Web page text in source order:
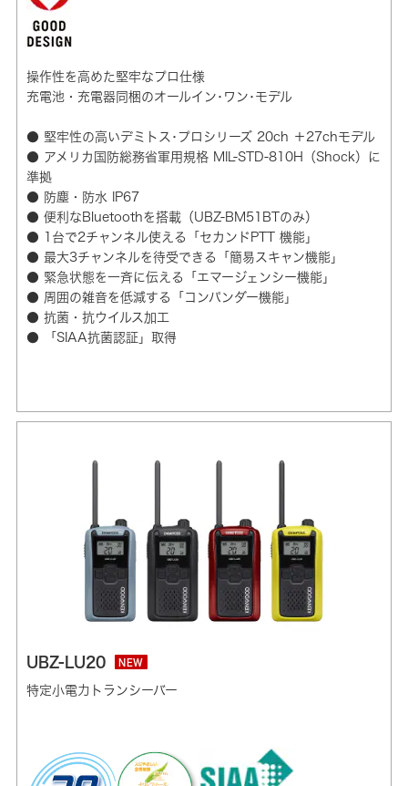
操作性を高めた堅牢なプロ仕様
充電池・充電器同梱のオールイン･ワン･モデル
● 堅牢性の高いデミトス･プロシリーズ 20ch ＋27chモデル
● アメリカ国防総務省軍用規格 MIL-STD-810H（Shock）に
準拠
● 防塵・防水 IP67
● 便利なBluetoothを搭載（UBZ-BM51BTのみ）
● 1台で2チャンネル使える「セカンドPTT 機能」
● 最大3チャンネルを待受できる「簡易スキャン機能」
● 緊急状態を一斉に伝える「エマージェンシー機能」
● 周囲の雑音を低減する「コンパンダー機能」
● 抗菌・抗ウイルス加工
● 「SIAA抗菌認証」取得
UBZ-LU20 NEW
特定小電力トランシーバー